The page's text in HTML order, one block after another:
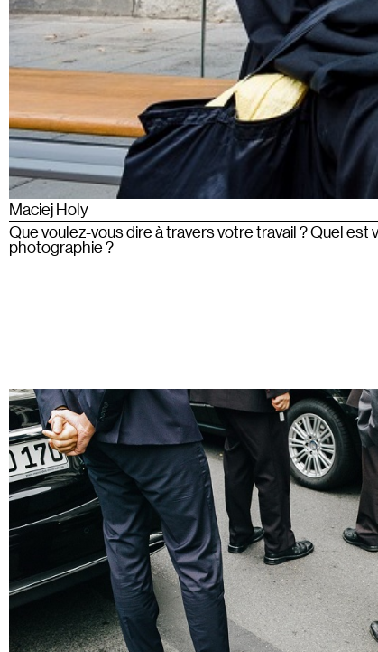
Maciej Holy
Que voulez-vous dire à travers votre travail ? Quel est
photographie ?